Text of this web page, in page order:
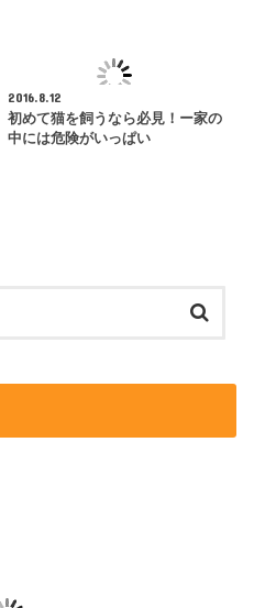
2016.8.12
初めて猫を飼うなら必見！ー家の
中には危険がいっぱい